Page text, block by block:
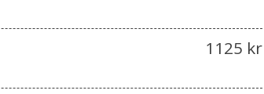
1125 kr